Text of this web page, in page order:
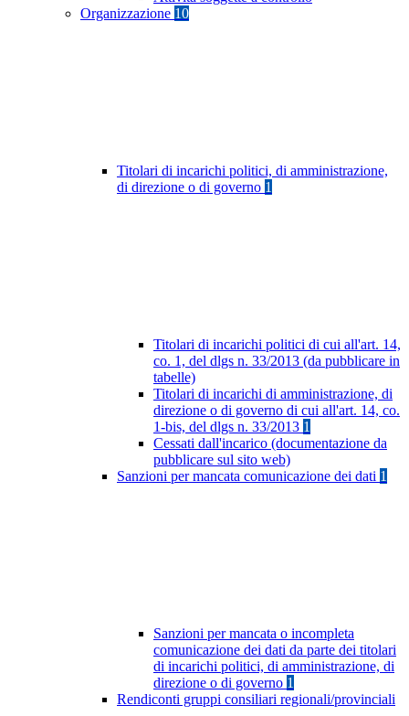
Organizzazione 10
Titolari di incarichi politici, di amministrazione,
di direzione o di governo 1
Titolari di incarichi politici di cui all'art. 14,
co. 1, del dlgs n. 33/2013 (da pubblicare in
tabelle)
Titolari di incarichi di amministrazione, di
direzione o di governo di cui all'art. 14, co.
1-bis, del dlgs n. 33/2013 1
Cessati dall'incarico (documentazione da
pubblicare sul sito web)
Sanzioni per mancata comunicazione dei dati 1
Sanzioni per mancata o incompleta
comunicazione dei dati da parte dei titolari
di incarichi politici, di amministrazione, di
direzione o di governo 1
Rendiconti gruppi consiliari regionali/provinciali